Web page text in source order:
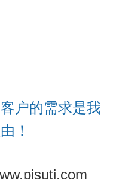
户的需求是我
！